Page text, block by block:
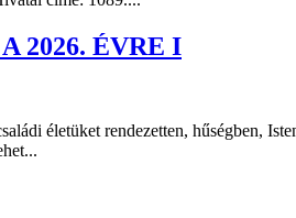
2026. ÉVRE I
életüket rendezetten, hűségben,